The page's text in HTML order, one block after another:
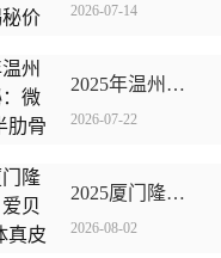
2026-07-14
2025年温州医美揭秘：微晶瓷VS半肋骨隆鼻如何选信得过专家？
2026-07-22
2025厦门隆鼻攻略：爱贝芙VS自体真皮如何精准抉择！
2026-08-02